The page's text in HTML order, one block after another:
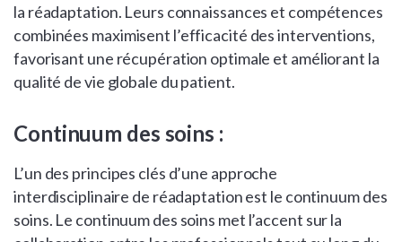
la réadaptation. Leurs connaissances et compétences
combinées maximisent l’efficacité des interventions,
favorisant une récupération optimale et améliorant la
qualité de vie globale du patient.
Continuum des soins :
L’un des principes clés d’une approche
interdisciplinaire de réadaptation est le continuum des
soins. Le continuum des soins met l’accent sur la